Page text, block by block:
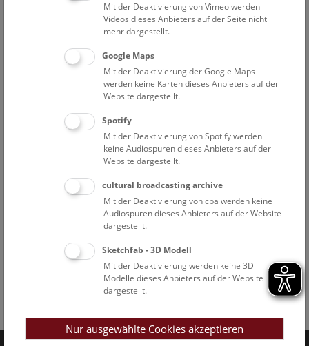
Mit der Deaktivierung von Vimeo werden
Videos dieses Anbieters auf der Seite nicht
mehr dargestellt.
Google Maps
Mit der Deaktivierung der Google Maps
werden keine Karten dieses Anbieters auf der
Website dargestellt.
Spotify
Mit der Deaktivierung von Spotify werden
keine Audiospuren dieses Anbieters auf der
Website dargestellt.
cultural broadcasting archive
Mit der Deaktivierung von cba werden keine
Audiospuren dieses Anbieters auf der Website
dargestellt.
Sketchfab - 3D Modell
Mit der Deaktivierung werden keine 3D
Modelle dieses Anbieters auf der Website
dargestellt.
Nur ausgewählte Cookies akzeptieren